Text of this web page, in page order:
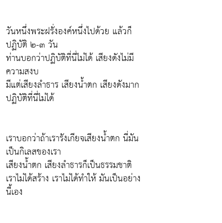
วันหนึ่งพระฝรั่งองค์หนึ่งไปด้วย แล้วก็
ปฏิบัติ ๒-๓ วัน
ท่านบอกว่าปฏิบัติที่นี่ไม่ได้ เสียงดังไม่มี
ความสงบ
มีแต่เสียงลำธาร เสียงน้ำตก เสียงดังมาก
ปฏิบัติที่นี่ไม่ได้
เราบอกว่าถ้าเรารังเกียจเสียงน้ำตก นี่มัน
เป็นกิเลสของเรา
เสียงน้ำตก เสียงลำธารก็เป็นธรรมชาติ
เราไม่ได้สร้าง เราไม่ได้ทำให้ มันเป็นอย่าง
นี้เอง